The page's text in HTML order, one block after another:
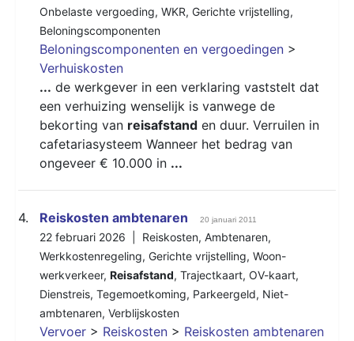
Onbelaste vergoeding, WKR, Gerichte vrijstelling,
Beloningscomponenten
Beloningscomponenten en vergoedingen >
Verhuiskosten
... de werkgever in een verklaring vaststelt dat
een verhuizing wenselijk is vanwege de
bekorting van reisafstand en duur. Verruilen in
cafetariasysteem Wanneer het bedrag van
ongeveer € 10.000 in ...
4. Reiskosten ambtenaren 20 januari 2011
22 februari 2026 | Reiskosten, Ambtenaren,
Werkkostenregeling, Gerichte vrijstelling, Woon-
werkverkeer, Reisafstand, Trajectkaart, OV-kaart,
Dienstreis, Tegemoetkoming, Parkeergeld, Niet-
ambtenaren, Verblijskosten
Vervoer > Reiskosten > Reiskosten ambtenaren